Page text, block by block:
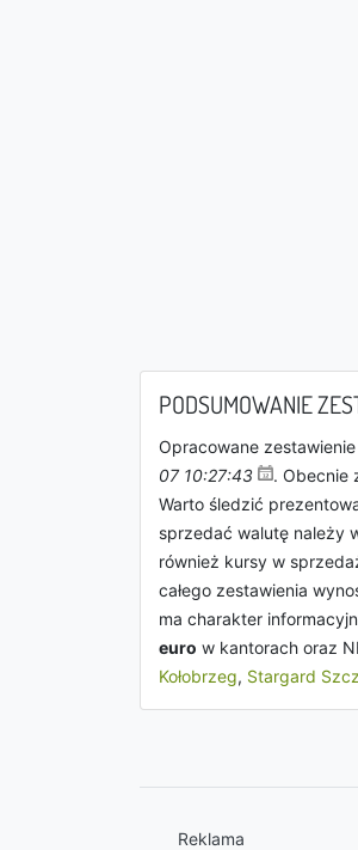
PODSUMOWANIE
Opracowane
07 10:27:43
. Obecnie
Warto śledzić
sprzedać walutę należy
również kursy w
całego zestawienia
ma charakter
euro w kantorach oraz
Kołobrzeg, Stargard
Reklama